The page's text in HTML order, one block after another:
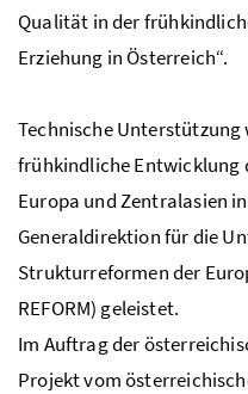
Qualität in der
Erziehung in Österreich“.
Technische
frühkindliche Entwicklung
Europa und Zentralasien
Generaldirektion für die
Strukturreformen der
REFORM) geleistet.
Im Auftrag der
Projekt vom